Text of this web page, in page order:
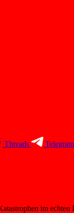
Threads
Telegram
im